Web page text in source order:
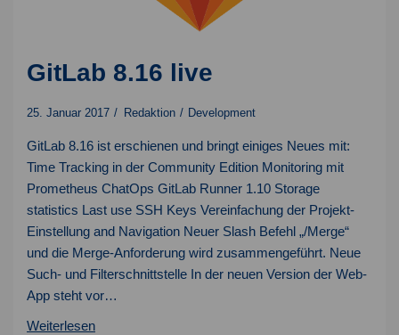
GitLab 8.16 live
25. Januar 2017 Redaktion Development
GitLab 8.16 ist erschienen und bringt einiges Neues mit:
Time Tracking in der Community Edition Monitoring mit
Prometheus ChatOps GitLab Runner 1.10 Storage
statistics Last use SSH Keys Vereinfachung der Projekt-
Einstellung and Navigation Neuer Slash Befehl „/Merge“
und die Merge-Anforderung wird zusammengeführt. Neue
Such- und Filterschnittstelle In der neuen Version der Web-
App steht vor…
WeiterlesenGitLab